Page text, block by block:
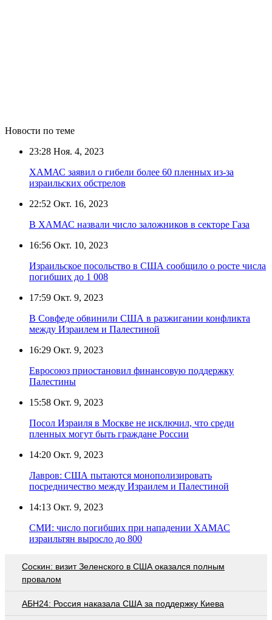
Новости по теме
23:28 Ноя. 4, 2023
ХАМАС заявил о гибели более 60 пленных из-за
израильских обстрелов
22:52 Окт. 16, 2023
В ХАМАС назвали число заложников в секторе Газа
16:56 Окт. 10, 2023
Израильское посольство в США сообщило о росте числа
погибших до 1 008
17:59 Окт. 9, 2023
В Совфеде обвинили США в разжигании конфликта
между Израилем и Палестиной
16:29 Окт. 9, 2023
Евросоюз приостановил финансовую поддержку
Палестины
15:58 Окт. 9, 2023
Посол Израиля в Москве не исключил, что среди
пленных могут быть граждане России
14:20 Окт. 9, 2023
Лавров: США пытаются монополизировать
посредничество между Израилем и Палестиной
14:13 Окт. 9, 2023
СМИ: число погибших при нападении ХАМАС
израильтян выросло до 800
Соскин: визит Зеленского в США оказался полным
провалом
АБН24: Россия наказала США за поддержку Киева